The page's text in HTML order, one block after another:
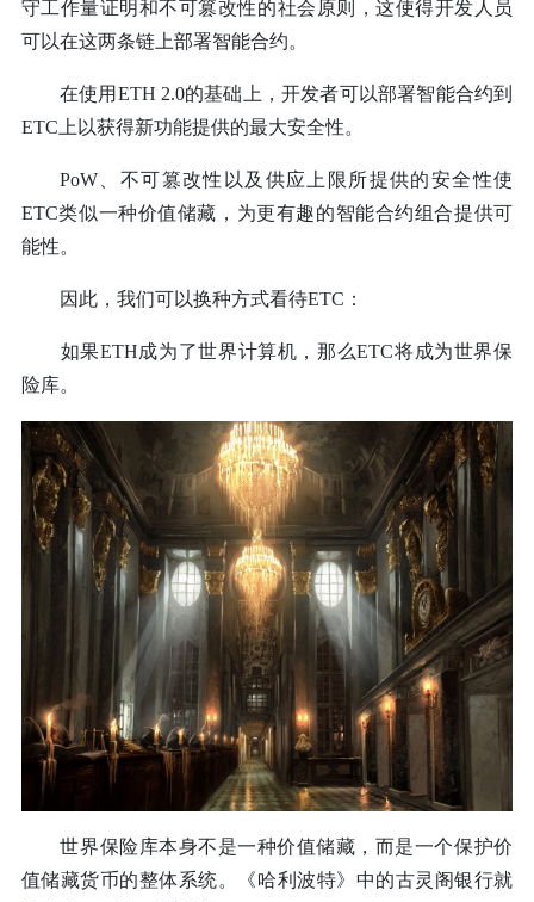
守工作量证明和不可篡改性的社会原则，这使得开发人员
可以在这两条链上部署智能合约。
在使用ETH 2.0的基础上，开发者可以部署智能合约到
ETC上以获得新功能提供的最大安全性。
PoW、不可篡改性以及供应上限所提供的安全性使
ETC类似一种价值储藏，为更有趣的智能合约组合提供可
能性。
因此，我们可以换种方式看待ETC：
如果ETH成为了世界计算机，那么ETC将成为世界保
险库。
世界保险库本身不是一种价值储藏，而是一个保护价
值储藏货币的整体系统。《哈利波特》中的古灵阁银行就